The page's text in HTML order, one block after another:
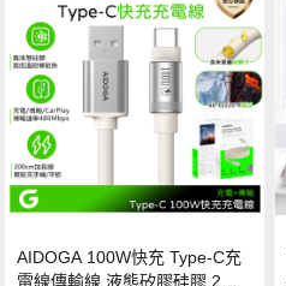
AIDOGA 100W快充 Type-C充
電線傳輸線 液態矽膠硅膠 2M